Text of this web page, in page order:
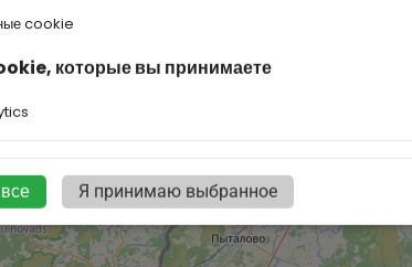
двор Светланы
cookie
которые вы принимаете
Я принимаю выбранное